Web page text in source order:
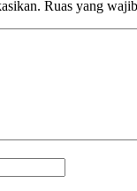
Ruas yang